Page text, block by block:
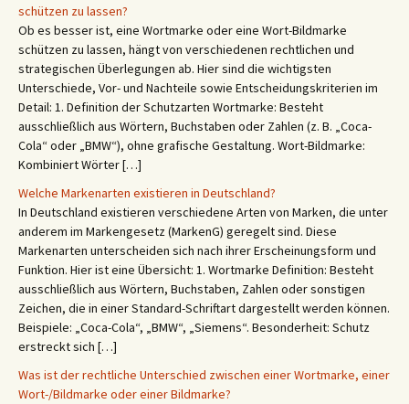
schützen zu lassen?
Ob es besser ist, eine Wortmarke oder eine Wort-Bildmarke
schützen zu lassen, hängt von verschiedenen rechtlichen und
strategischen Überlegungen ab. Hier sind die wichtigsten
Unterschiede, Vor- und Nachteile sowie Entscheidungskriterien im
Detail: 1. Definition der Schutzarten Wortmarke: Besteht
ausschließlich aus Wörtern, Buchstaben oder Zahlen (z. B. „Coca-
Cola“ oder „BMW“), ohne grafische Gestaltung. Wort-Bildmarke:
Kombiniert Wörter […]
Welche Markenarten existieren in Deutschland?
In Deutschland existieren verschiedene Arten von Marken, die unter
anderem im Markengesetz (MarkenG) geregelt sind. Diese
Markenarten unterscheiden sich nach ihrer Erscheinungsform und
Funktion. Hier ist eine Übersicht: 1. Wortmarke Definition: Besteht
ausschließlich aus Wörtern, Buchstaben, Zahlen oder sonstigen
Zeichen, die in einer Standard-Schriftart dargestellt werden können.
Beispiele: „Coca-Cola“, „BMW“, „Siemens“. Besonderheit: Schutz
erstreckt sich […]
Was ist der rechtliche Unterschied zwischen einer Wortmarke, einer
Wort-/Bildmarke oder einer Bildmarke?